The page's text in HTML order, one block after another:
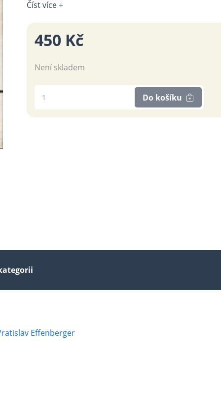
Číst více +
450 Kč
Není skladem
Do košíku
Effenberger